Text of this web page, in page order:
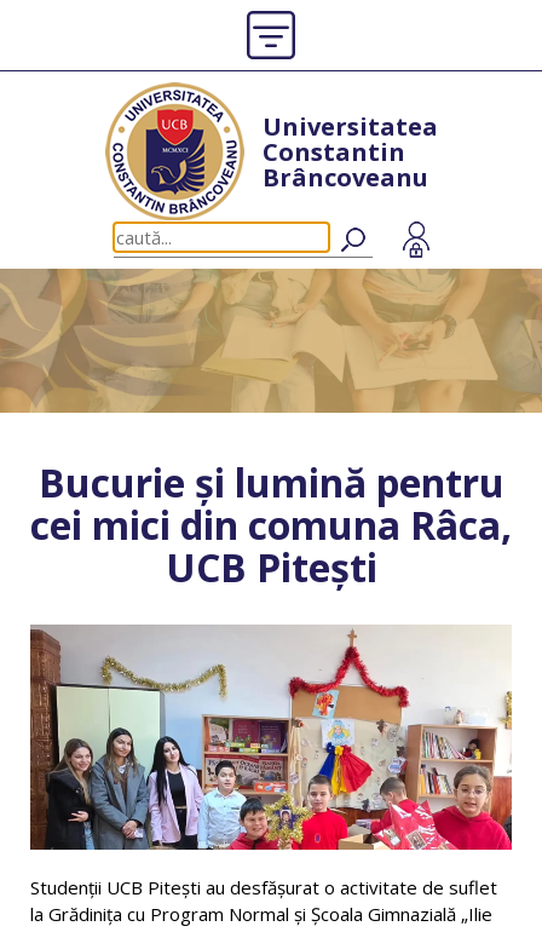
Universitatea
Constantin
Brâncoveanu
Bucurie și lumină pentru
cei mici din comuna Râca,
UCB Pitești
Studenții UCB Pitești au desfășurat o activitate de suflet
la Grădinița cu Program Normal și Școala Gimnazială „Ilie